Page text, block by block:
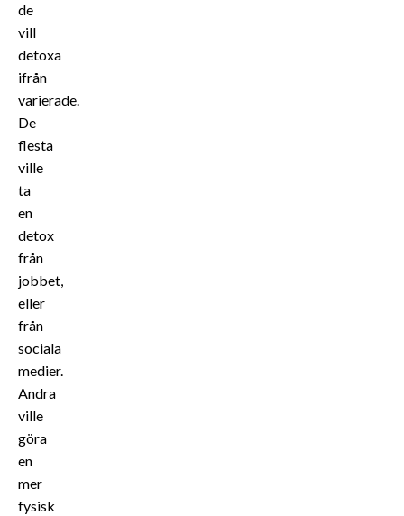
de
vill
detoxa
ifrån
varierade.
De
flesta
ville
ta
en
detox
från
jobbet,
eller
från
sociala
medier.
Andra
ville
göra
en
mer
fysisk